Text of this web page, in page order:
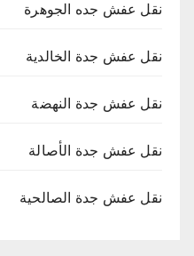
نقل عفش جده الجوهرة
نقل عفش جدة الخالدية
نقل عفش جدة النهضة
نقل عفش جدة الأصالة
نقل عفش جدة الصالحية